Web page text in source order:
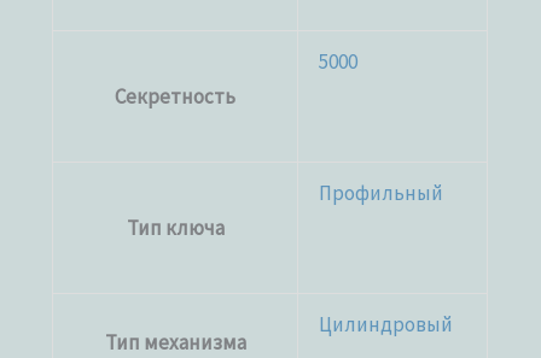
Секретность
5000
Тип ключа
Профильный
Тип механизма
Цилиндровый